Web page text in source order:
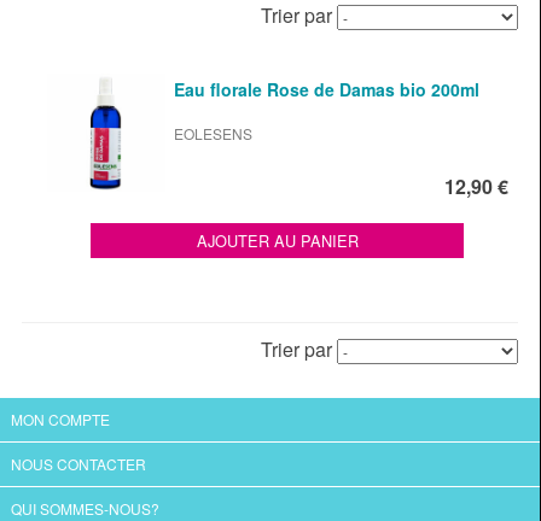
Trier par
Eau florale Rose de Damas bio 200ml
EOLESENS
12,90 €
AJOUTER AU PANIER
Trier par
MON COMPTE
NOUS CONTACTER
QUI SOMMES-NOUS?